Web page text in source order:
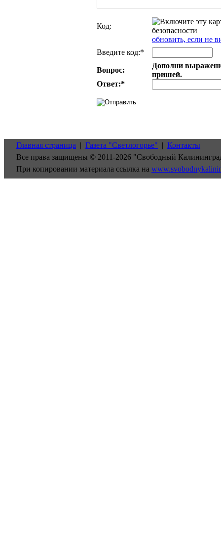
Код:
обновить, если не
Введите код:*
Вопрос:
Дополни
пришей.
Ответ:*
Главная страница | Газета "Светлогорье" | Контакты
Все права защищены © 2011-2026 "Свободный
При копировании материала ссылка на